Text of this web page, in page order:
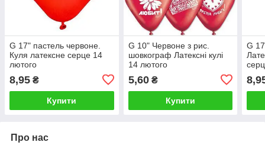
G 17" пастель червоне.
Куля латексне серце 14
лютого
8,95 ₴
Купити
G 10" Червоне з рис.
шовкограф Латексні кулі
14 лютого
5,60₴
Купити
G
Про нас